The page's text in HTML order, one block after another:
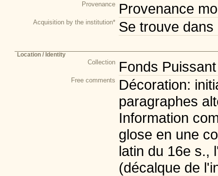
Provenance Provenance
Acquisition by the institution* Se trouve
Location / Identity
Collection Fonds Puissant
Free comments
Décoration:
paragraphes
Information
glose en une
latin du 16e s.,
(décalque de